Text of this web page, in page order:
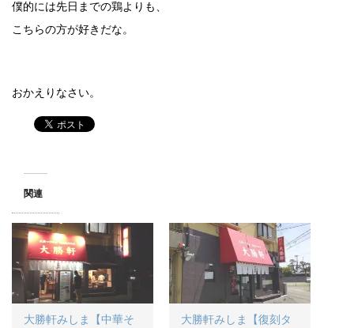
僕的には先日までの鶏よりも、
こちらの方が好きだな。
おかえりなさい。
関連
大勝軒みしま【中華そ
大勝軒みしま【復刻タ